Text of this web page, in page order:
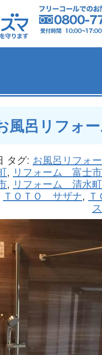
風呂リフォ
タグ: お風呂リフォ
, リフォーム 富士市
, リフォーム 清水町
ＴＯＴＯ サザナ,
ス